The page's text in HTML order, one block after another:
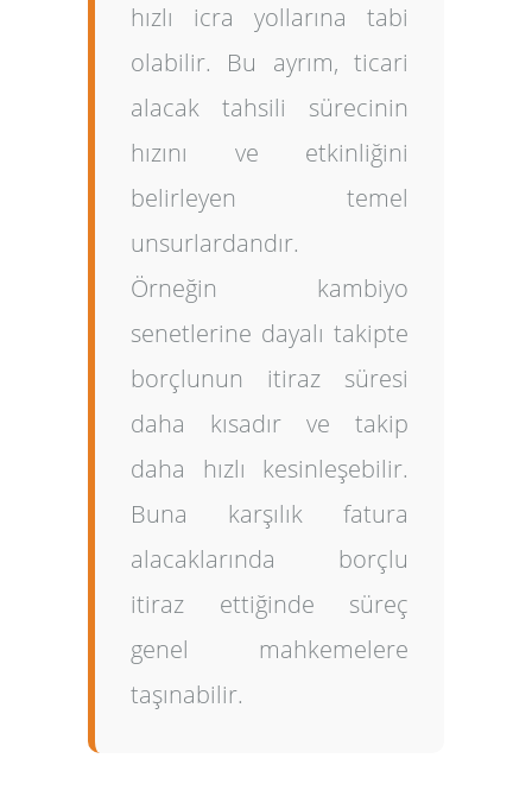
hızlı icra yollarına tabi
olabilir. Bu ayrım, ticari
alacak tahsili sürecinin
hızını ve etkinliğini
belirleyen temel
unsurlardandır.
Örneğin kambiyo
senetlerine dayalı takipte
borçlunun itiraz süresi
daha kısadır ve takip
daha hızlı kesinleşebilir.
Buna karşılık fatura
alacaklarında borçlu
itiraz ettiğinde süreç
genel mahkemelere
taşınabilir.